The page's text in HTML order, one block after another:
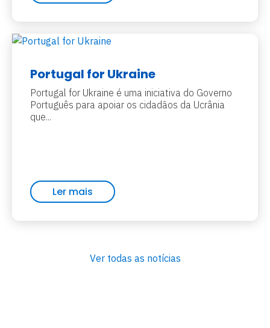
Portugal for Ukraine
Portugal for Ukraine é uma iniciativa do Governo
Português para apoiar os cidadãos da Ucrânia
que...
Ler mais
Ver todas as notícias